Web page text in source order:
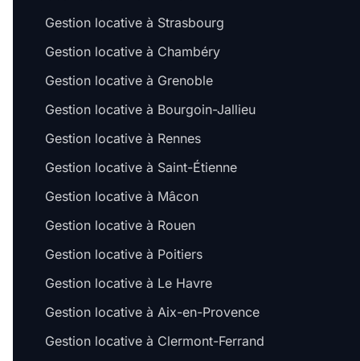
Gestion locative à Strasbourg
Gestion locative à Chambéry
Gestion locative à Grenoble
Gestion locative à Bourgoin-Jallieu
Gestion locative à Rennes
Gestion locative à Saint-Étienne
Gestion locative à Mâcon
Gestion locative à Rouen
Gestion locative à Poitiers
Gestion locative à Le Havre
Gestion locative à Aix-en-Provence
Gestion locative à Clermont-Ferrand